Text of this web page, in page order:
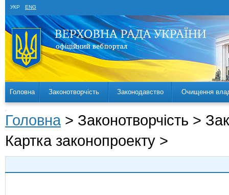
УКР ENG
Головна Законотворчість Законодавство Очищення
Головна > Законотворчість >
Картка законопроекту >